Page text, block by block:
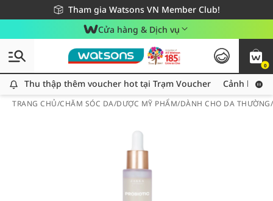
Tham gia Watsons VN Member Club!
Miễn phí giao hàng cho đơn hàng từ 249,000Đ
Giao hàng nhanh 24h - Áp dụng khu vực TP. Hồ Chí Minh
Cửa hàng & Dịch vụ
0
Thu thập thêm voucher hot tại Trạm Voucher
Thu thập thêm voucher hot tại Trạm Voucher Cảnh báo
TRANG CHỦ/CHĂM SÓC DA/DƯỢC MỸ PHẨM/DÀNH CHO DA